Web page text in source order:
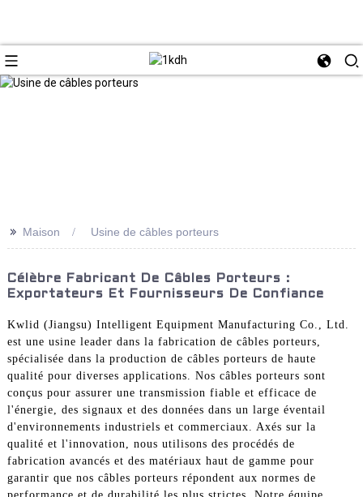
>> Maison Usine de câbles porteurs
Célèbre Fabricant De Câbles Porteurs :
Exportateurs Et Fournisseurs De Confiance
Kwlid (Jiangsu) Intelligent Equipment Manufacturing Co., Ltd.
est une usine leader dans la fabrication de câbles porteurs,
spécialisée dans la production de câbles porteurs de haute
qualité pour diverses applications. Nos câbles porteurs sont
conçus pour assurer une transmission fiable et efficace de
l'énergie, des signaux et des données dans un large éventail
d'environnements industriels et commerciaux. Axés sur la
qualité et l'innovation, nous utilisons des procédés de
fabrication avancés et des matériaux haut de gamme pour
garantir que nos câbles porteurs répondent aux normes de